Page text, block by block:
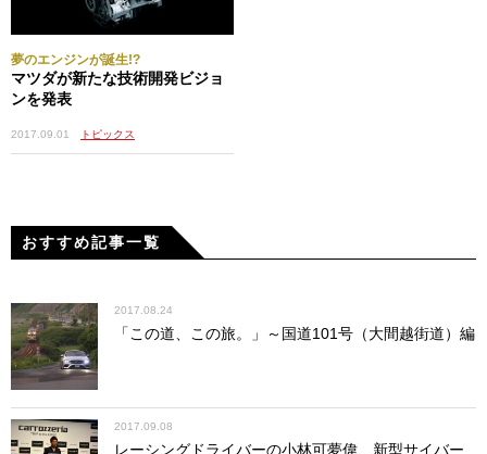
夢のエンジンが誕生!?
マツダが新たな技術開発ビジョ
ンを発表
2017.09.01 トピックス
おすすめ記事一覧
2017.08.24
「この道、この旅。」～国道101号（大間越街道）編
2017.09.08
レーシングドライバーの小林可夢偉、新型サイバー